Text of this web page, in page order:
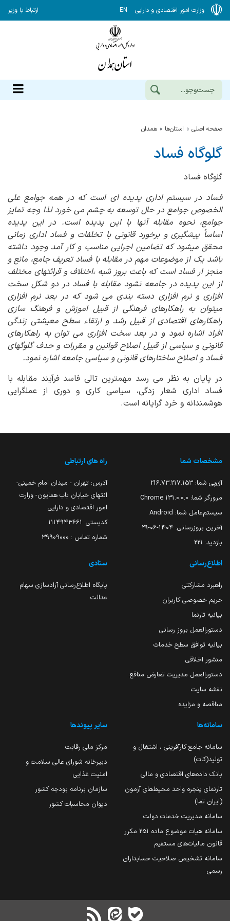
وزارت امور اقتصادی و دارایی EN ارتباط با وزیر
صفحه اصلی استان‌ها همدان
گلوگاه فساد
گلوگاه فساد
فساد در سیستم اداری پدیده ای است که در همه جوامع علی
الخصوص جوامع در حال توسعه به چشم می خورد لذا وجه تمایز
جوامع، نحوه مقابله آنها با این پدیده است. در این پدیده
اساساً پیشگیری و برخورد قانونی با تخلفات و فساد اداری زمانی
محقق میشود که تضامین اجرایی مناسب و کار آمد وجود داشته
باشد یک از موضوعات مهم در مقابله با فساد تعریف جامع، مانع و
منجز ار فساد است که باعث بروز شبه ،اختلاف و قرائتهای مختلف
از این پدیده در جامعه نشود مقابله با فساد در دو شکل سخت
افزاری و نرم افزاری دسته بندی می شود که در بعد نرم افزاری
میتوان به راهکارهای فرهنگی از قبیل آموزش و فرهنگ سازی
راهکارهای اقتصادی از قبیل رشد و ارتقاء سطح معیشتی زندگی
افراد اشاره نمود و در بعد سخت افزاری می توان به راهکارهای
قانونی و سیاسی از قبیل اصلاح قوانین و مقررات و حدف گلوگهای
فساد و اصلاح ساختارهای قانونی و سیاسی جامعه اشاره نمود.
در پایان به نظر می رسد مهمترین تالی فاسد فرآیند مقابله با
فساد اداری شعار زدگی، سیاسی کاری و دوری از عملگرایی
هوشمندانه و خرد گرایانه است.
مشخصات شما
آی‌پی شما: 216.73.217.153
مرورگر شما: 131.0.0.0 Chrome
سیستم‌عامل شما: Android
آخرین بروزرسانی: ۱۴۰۴-۰۶-۲۹
بازدید: 221
راه های ارتباطی
آدرس: تهران - میدان امام خمینی-
انتهای خیابان باب همایون- وزارت
امور اقتصادی و دارایی
کدپستی: ۱۱۱۴۹۴۳۶۶۱
شماره تماس : 39909000
اطلاع‌رسانی
راهبرد مشارکتی
حریم خصوصی کاربران
بیانیه تارنما
دستورالعمل بروز رسانی
بیانیه توافق سطح خدمات
منشور اخلاقی
دستورالعمل مدیریت تعارض منافع
نقشه سایت
مناقصه و مزایده
ستادی
پایگاه اطلاع‌رسانی آزادسازی سهام
عدالت
سامانه‌ها
سامانه جامع کارآفرینی ، اشتغال و
تولید(کات)
بانک داده‌های اقتصادی و مالی
تارنمای پنجره واحد محیط‌های آزمون
(ایران تما)
سامانه مدیریت خدمات دولت
سامانه هیات موضوع ماده 251 مکرر
قانون مالیات‌های مستقیم
سامانه تشخیص صلاحیت حسابداران
رسمی
سایر پیوندها
مرکز ملی رقابت
دبیرخانه شورای عالی سلامت و
امنیت غذایی
سازمان برنامه بودجه کشور
دیوان محاسبات کشور